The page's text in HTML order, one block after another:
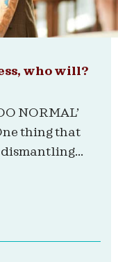
who will?
NORMAL’
thing that
dismantling...